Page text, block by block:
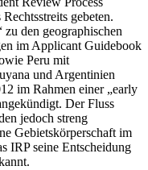
gebeten.
den geographischen
im Applicant Guidebook
Peru mit
und Argentinien
im Rahmen einer „early
Der Fluss
jedoch streng
Gebietskörperschaft im
IRP seine Entscheidung